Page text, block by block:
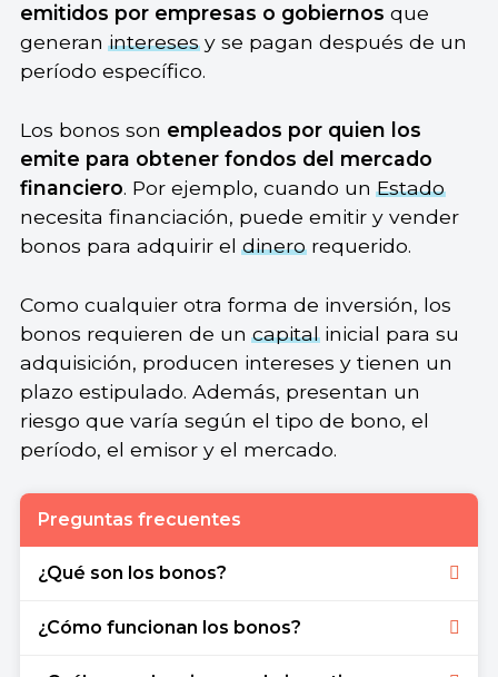
emitidos por empresas o gobiernos que
generaninteresesy se pagan después de un
período específico.
Los bonos son empleados por quien los
emite para obtener fondos del mercado
financiero. Por ejemplo, cuando unEstado
necesita financiación, puede emitir y vender
bonos para adquirir eldinerorequerido.
Como cualquier otra forma de inversión, los
bonos requieren de uncapitalinicial para su
adquisición, producen intereses y tienen un
plazo estipulado. Además, presentan un
riesgo que varía según el tipo de bono, el
período, el emisor y el mercado.
Preguntas frecuentes
¿Qué son los bonos?
emitidos por empresas o gobiernos que
¿Cómo funcionan los bonos?